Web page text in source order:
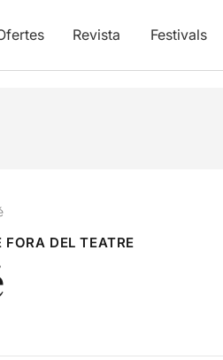
Revista Festivals
DEL TEATRE